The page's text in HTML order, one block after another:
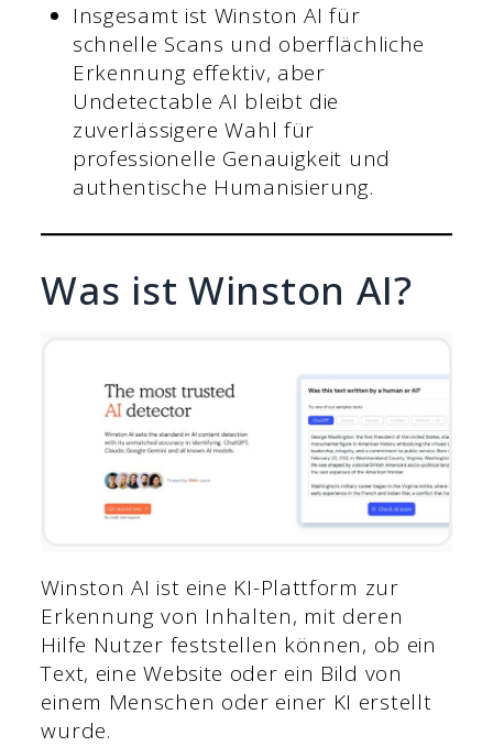
Insgesamt ist Winston AI für
schnelle Scans und oberflächliche
Erkennung effektiv, aber
Undetectable AI bleibt die
zuverlässigere Wahl für
professionelle Genauigkeit und
authentische Humanisierung.
Was ist Winston AI?
Winston AI ist eine KI-Plattform zur
Erkennung von Inhalten, mit deren
Hilfe Nutzer feststellen können, ob ein
Text, eine Website oder ein Bild von
einem Menschen oder einer KI erstellt
wurde.